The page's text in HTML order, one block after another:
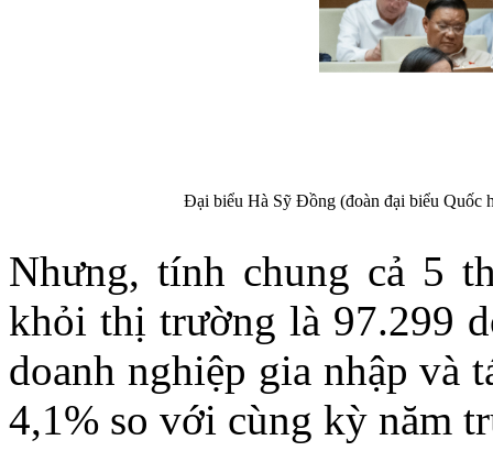
Đại biểu Hà Sỹ Đồng (đoàn đại biểu Quốc
Nhưng, tính chung cả 5
khỏi thị trường là 97.299
doanh nghiệp gia nhập và
4,1% so với cùng kỳ năm